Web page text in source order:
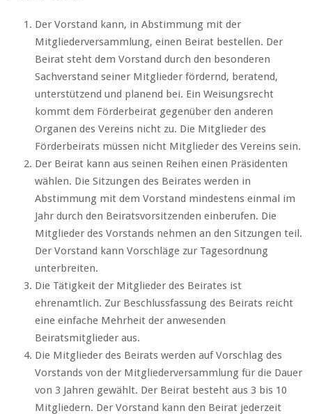
Der Vorstand kann, in Abstimmung mit der
Mitgliederversammlung, einen Beirat bestellen. Der
Beirat steht dem Vorstand durch den besonderen
Sachverstand seiner Mitglieder fördernd, beratend,
unterstützend und planend bei. Ein Weisungsrecht
kommt dem Förderbeirat gegenüber den anderen
Organen des Vereins nicht zu. Die Mitglieder des
Förderbeirats müssen nicht Mitglieder des Vereins sein.
Der Beirat kann aus seinen Reihen einen Präsidenten
wählen. Die Sitzungen des Beirates werden in
Abstimmung mit dem Vorstand mindestens einmal im
Jahr durch den Beiratsvorsitzenden einberufen. Die
Mitglieder des Vorstands nehmen an den Sitzungen teil.
Der Vorstand kann Vorschläge zur Tagesordnung
unterbreiten.
Die Tätigkeit der Mitglieder des Beirates ist
ehrenamtlich. Zur Beschlussfassung des Beirats reicht
eine einfache Mehrheit der anwesenden
Beiratsmitglieder aus.
Die Mitglieder des Beirats werden auf Vorschlag des
Vorstands von der Mitgliederversammlung für die Dauer
von 3 Jahren gewählt. Der Beirat besteht aus 3 bis 10
Mitgliedern. Der Vorstand kann den Beirat jederzeit